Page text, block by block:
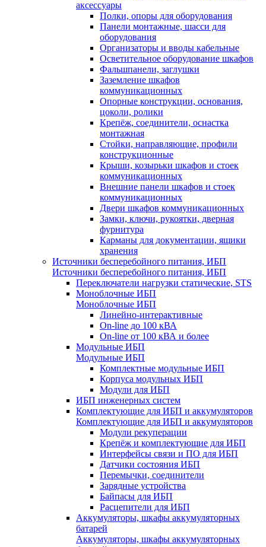
аксессуары
Полки, опоры для оборудования
Панели монтажные, шасси для
оборудования
Организаторы и вводы кабельные
Осветительное оборудование шкафов
Фальшпанели, заглушки
Заземление шкафов
коммуникационных
Опорные конструкции, основания,
цоколи, ролики
Крепёж, соединители, оснастка
монтажная
Стойки, направляющие, профили
конструкционные
Крыши, козырьки шкафов и стоек
коммуникационных
Внешние панели шкафов и стоек
коммуникационных
Двери шкафов коммуникационных
Замки, ключи, рукоятки, дверная
фурнитура
Карманы для документации, ящики
хранения
Источники бесперебойного питания, ИБП
Источники бесперебойного питания, ИБП
Переключатели нагрузки статические, STS
Моноблочные ИБП
Моноблочные ИБП
Линейно-интерактивные
On-line до 100 кВА
On-line от 100 кВА и более
Модульные ИБП
Модульные ИБП
Комплектные модульные ИБП
Корпуса модульных ИБП
Модули для ИБП
ИБП инженерных систем
Комплектующие для ИБП и аккумуляторов
Комплектующие для ИБП и аккумуляторов
Модули рекуперации
Крепёж и комплектующие для ИБП
Интерфейсы связи и ПО для ИБП
Датчики состояния ИБП
Перемычки, соединители
Зарядные устройства
Байпасы для ИБП
Расцепители для ИБП
Аккумуляторы, шкафы аккумуляторных
батарей
Аккумуляторы, шкафы аккумуляторных